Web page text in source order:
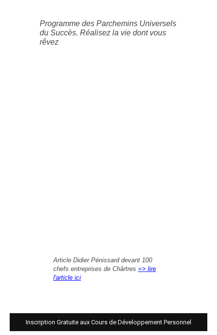
Programme des Parchemins Universels
du Succès. Réalisez la vie dont vous
rêvez
Article Didier Pénissard devant 100
chefs entreprises de Chârtres => lire
l'article ici
Inscription Gratuite aux Cours de Développement Personnel